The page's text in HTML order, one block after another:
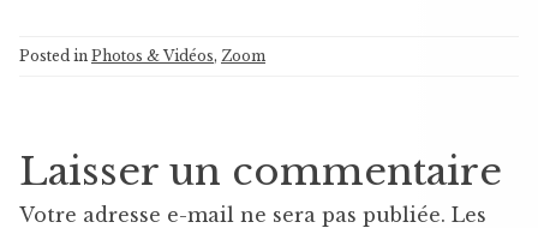
Posted in Photos & Vidéos, Zoom
Laisser un commentaire
Votre adresse e-mail ne sera pas publiée. Les